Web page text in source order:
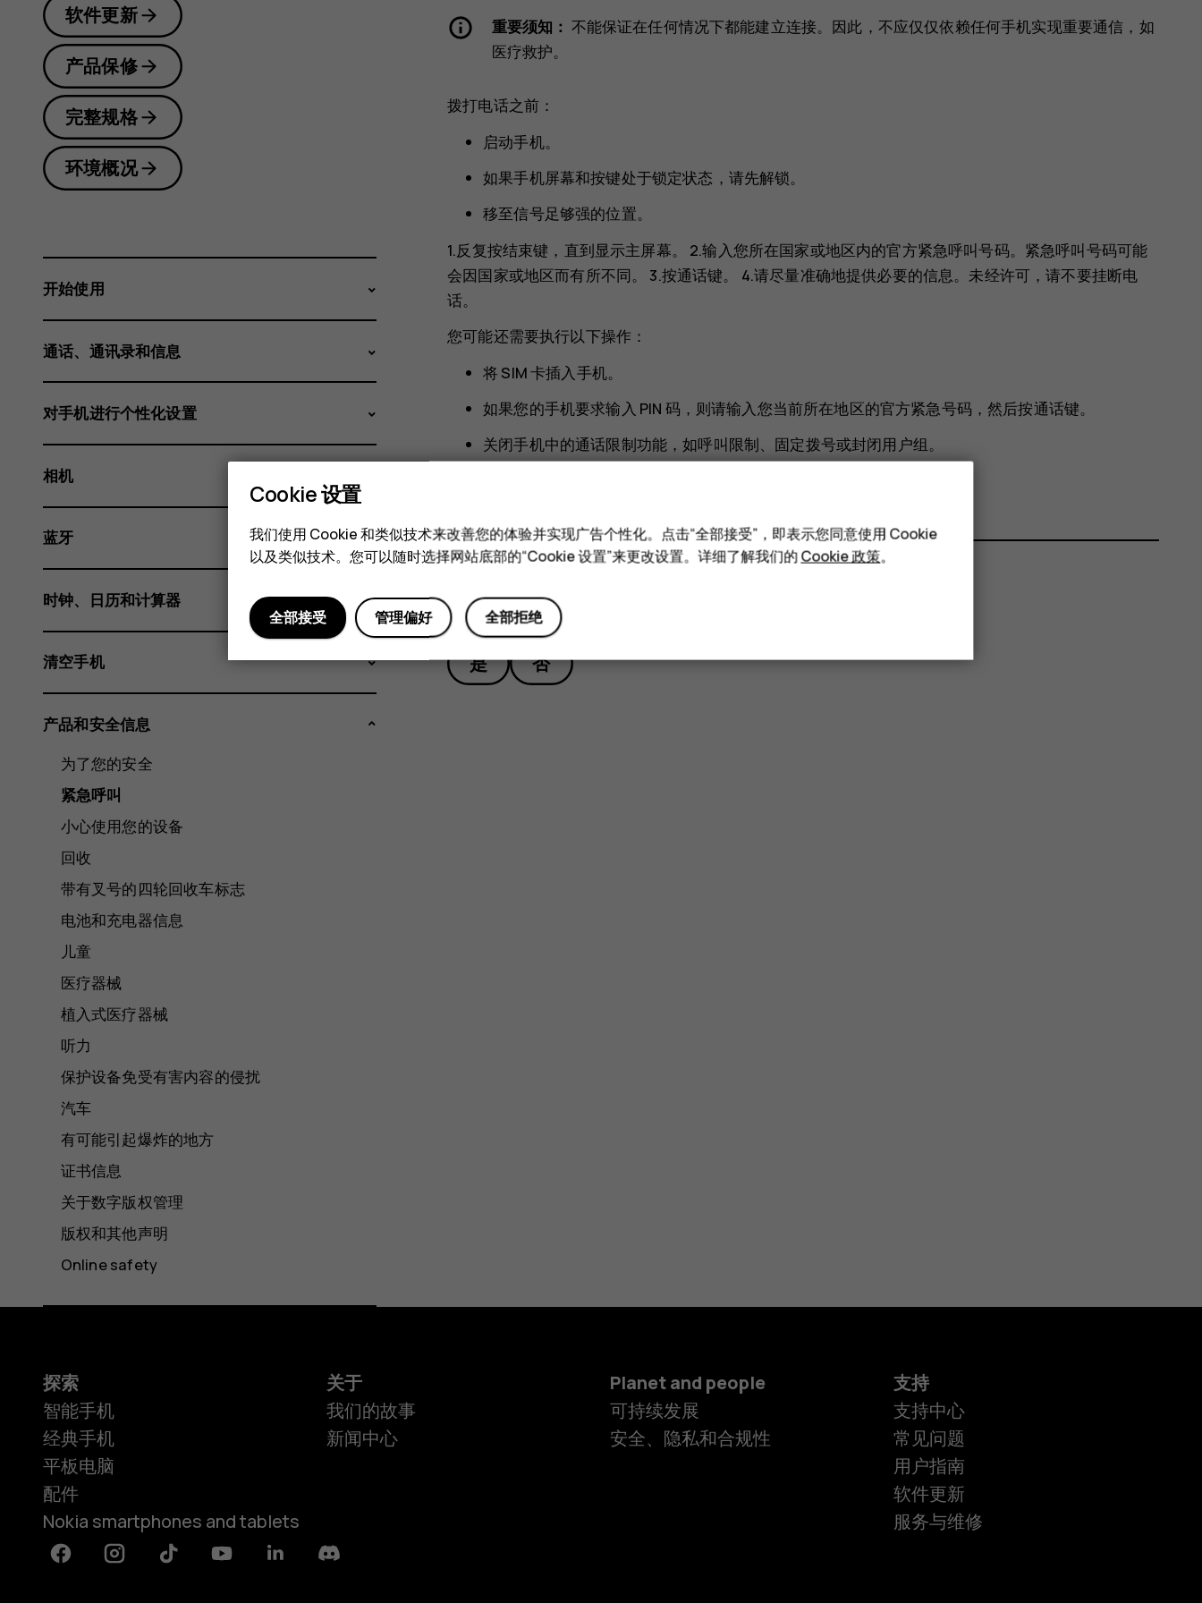
重要须知： 不能保证在任何情况下都能建立连接。因此，不应仅仅依赖任何手机实现重要通信，如
医疗救护。
拨打电话之前：
启动手机。
如果手机屏幕和按键处于锁定状态，请先解锁。
移至信号足够强的位置。
1.反复按结束键，直到显示主屏幕。 2.输入您所在国家或地区内的官方紧急呼叫号码。紧急呼叫号码可能
会因国家或地区而有所不同。 3.按通话键。 4.请尽量准确地提供必要的信息。未经许可，请不要挂断电
话。
您可能还需要执行以下操作：
将 SIM 卡插入手机。
如果您的手机要求输入 PIN 码，则请输入您当前所在地区的官方紧急号码，然后按通话键。
关闭手机中的通话限制功能，如呼叫限制、固定拨号或封闭用户组。
此信息对您是否有帮助？
是 否
软件更新
产品保修
完整规格
环境概况
开始使用
通话、通讯录和信息
对手机进行个性化设置
相机
蓝牙
时钟、日历和计算器
清空手机
产品和安全信息
为了您的安全
紧急呼叫
小心使用您的设备
回收
带有叉号的四轮回收车标志
电池和充电器信息
儿童
医疗器械
植入式医疗器械
听力
保护设备免受有害内容的侵扰
汽车
有可能引起爆炸的地方
证书信息
关于数字版权管理
版权和其他声明
Online safety
探索
智能手机
经典手机
平板电脑
配件
Nokia smartphones and tablets
关于
我们的故事
新闻中心
Planet and people
可持续发展
安全、隐私和合规性
支持
支持中心
常见问题
用户指南
软件更新
服务与维修
FacebookInstagramTiktok YoutubeLinkedinDiscord
Cookie 设置
我们使用 Cookie 和类似技术来改善您的体验并实现广告个性化。点击“全部接受”，即表示您同意使用 Cookie
以及类似技术。您可以随时选择网站底部的“Cookie 设置”来更改设置。详细了解我们的Cookie 政策。
全部拒绝
管理偏好
全部接受